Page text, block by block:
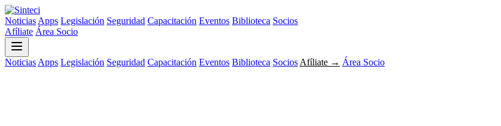
Noticias Apps Legislación Seguridad Capacitación Eventos Biblioteca Socios
Afíliate Área Socio
Noticias Apps Legislación Seguridad Capacitación Eventos Biblioteca Socios Afíliate → Área Socio